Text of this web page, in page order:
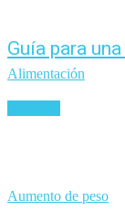
Guía para
Alimentación
Aumento de peso